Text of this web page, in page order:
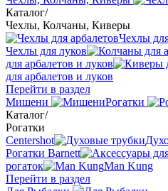
Каталог/
Чехлы, Колчаны, Киверы
Чехлы
Чехлы для луков
для арбалетов и луков
для арбалетов и луков
Перейти в раздел
Мишени
Рогатки
Каталог/
Рогатки
Centershot
Рогатки Barnett
рогаток
Man Kung
Перейти в раздел